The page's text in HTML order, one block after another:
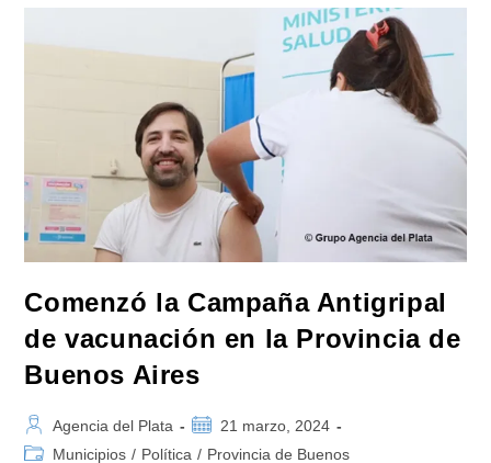
De
Comenzó la Campaña Antigripal
de vacunación en la Provincia de
Buenos Aires
Autor
de
Agencia del Plata
Publicación
de
21 marzo, 2024
Categoría
Municipios / Política / Provincia de Buenos